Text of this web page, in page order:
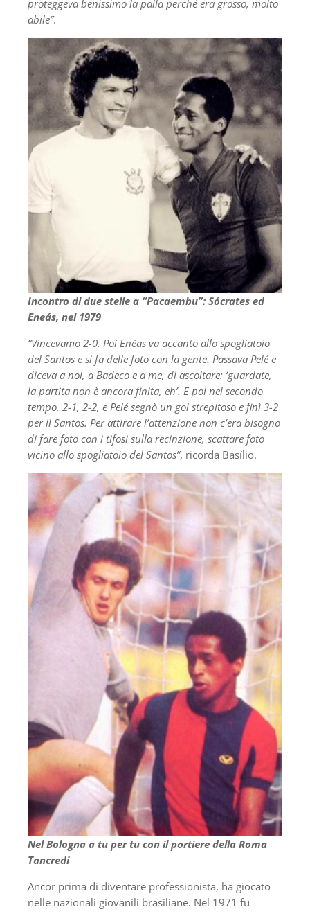
proteggeva benissimo la palla perché era grosso, molto
abile”.
Incontro di due stelle a “Pacaembu”: Sócrates ed
Eneás, nel 1979
“Vincevamo 2-0. Poi Enéas va accanto allo spogliatoio
del Santos e si fa delle foto con la gente. Passava Pelé e
diceva a noi, a Badeco e a me, di ascoltare: ‘guardate,
la partita non è ancora finita, eh’. E poi nel secondo
tempo, 2-1, 2-2, e Pelé segnò un gol strepitoso e finì 3-2
per il Santos. Per attirare l’attenzione non c’era bisogno
di fare foto con i tifosi sulla recinzione, scattare foto
vicino allo spogliatoio del Santos”, ricorda Basílio.
Nel Bologna a tu per tu con il portiere della Roma
Tancredi
Ancor prima di diventare professionista, ha giocato
nelle nazionali giovanili brasiliane. Nel 1971 fu